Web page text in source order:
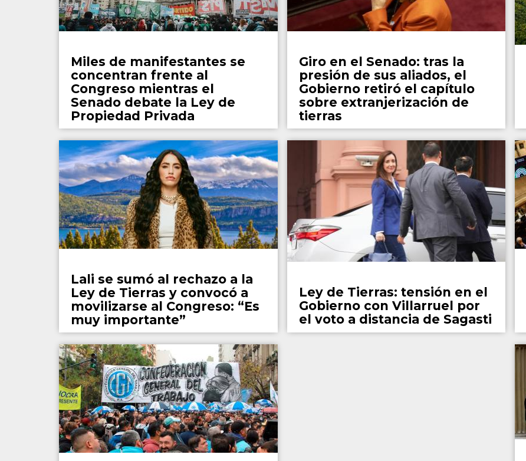
Miles de manifestantes se
concentran frente al
Congreso mientras el
Senado debate la Ley de
Propiedad Privada
Giro en el Senado: tras la
presión de sus aliados, el
Gobierno retiró el capítulo
sobre extranjerización de
tierras
Lali se sumó al rechazo a la
Ley de Tierras y convocó a
movilizarse al Congreso: “Es
muy importante”
Ley de Tierras: tensión en el
Gobierno con Villarruel por
el voto a distancia de Sagasti